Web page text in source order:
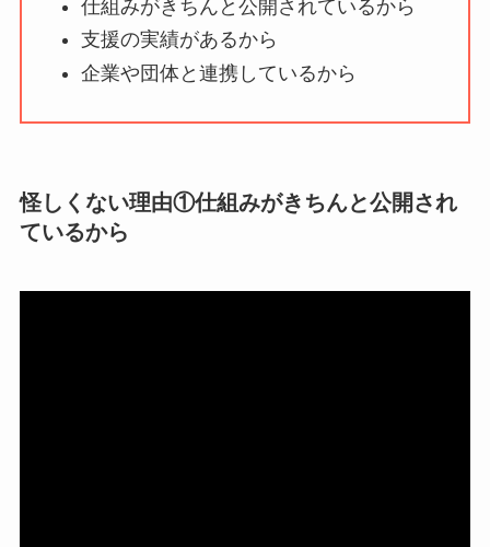
ミ・評価が正直ヤバ
い
【怪しい？】株式会
社TAPPの口コミ・評
Temuは怪しい？口コ
仕組みがきちんと公開されているから
支援の実績があるから
企業や団体と連携しているから
怪しくない理由①仕組みがきちんと公開され
ているから